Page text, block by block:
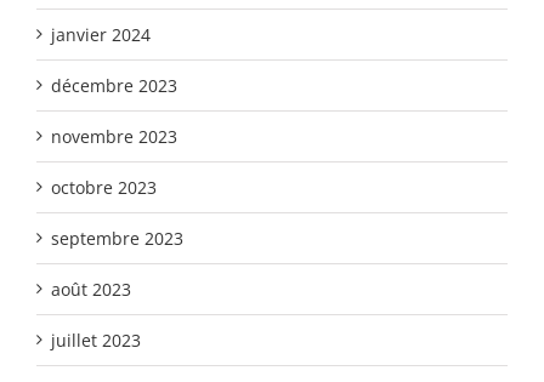
janvier 2024
décembre 2023
novembre 2023
octobre 2023
septembre 2023
août 2023
juillet 2023